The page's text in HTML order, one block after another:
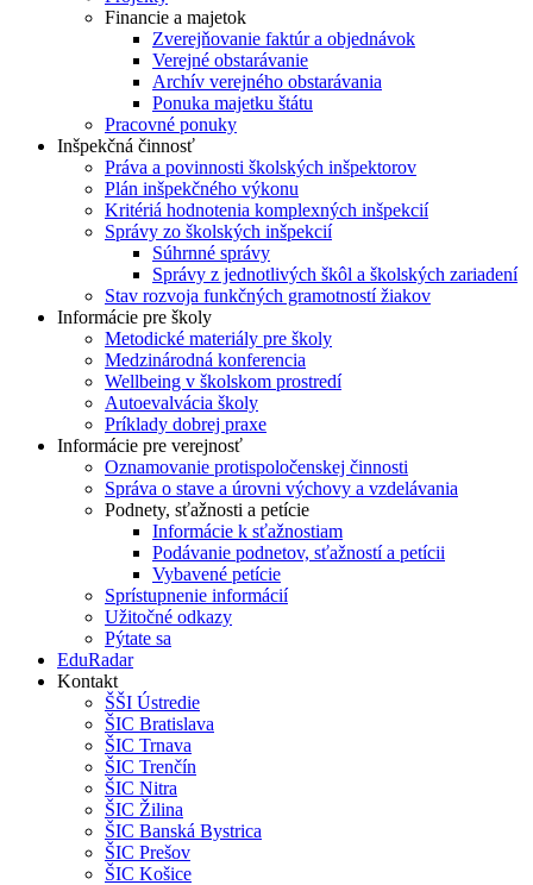
Financie a majetok
Zverejňovanie faktúr a objednávok
Verejné obstarávanie
Archív verejného obstarávania
Ponuka majetku štátu
Pracovné ponuky
Inšpekčná činnosť
Práva a povinnosti školských inšpektorov
Plán inšpekčného výkonu
Kritériá hodnotenia komplexných inšpekcií
Správy zo školských inšpekcií
Súhrnné správy
Správy z jednotlivých škôl a školských zariadení
Stav rozvoja funkčných gramotností žiakov
Informácie pre školy
Metodické materiály pre školy
Medzinárodná konferencia
Wellbeing v školskom prostredí
Autoevalvácia školy
Príklady dobrej praxe
Informácie pre verejnosť
Oznamovanie protispoločenskej činnosti
Správa o stave a úrovni výchovy a vzdelávania
Podnety, sťažnosti a petície
Informácie k sťažnostiam
Podávanie podnetov, sťažností a petícii
Vybavené petície
Sprístupnenie informácií
Užitočné odkazy
Pýtate sa
EduRadar
Kontakt
ŠŠI Ústredie
ŠIC Bratislava
ŠIC Trnava
ŠIC Trenčín
ŠIC Nitra
ŠIC Žilina
ŠIC Banská Bystrica
ŠIC Prešov
ŠIC Košice